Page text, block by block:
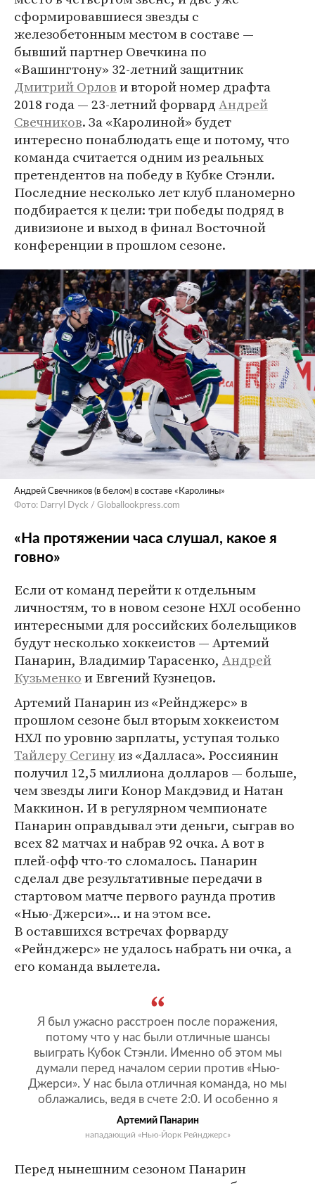
сформировавшиеся звезды с
железобетонным местом в составе —
бывший партнер Овечкина по
«Вашингтону» 32-летний защитник
Дмитрий Орлови второй номер драфта
2018 года — 23-летний форвардАндрей
Свечников. За «Каролиной» будет
интересно понаблюдать еще и потому, что
команда считается одним из реальных
претендентов на победу в Кубке Стэнли.
Последние несколько лет клуб планомерно
подбирается к цели: три победы подряд в
дивизионе и выход в финал Восточной
конференции в прошлом сезоне.
Андрей Свечников (в белом) в составе «Каролины»
Фото: Darryl Dyck / Globallookpress.com
«На протяжении часа слушал, какое я
говно»
Если от команд перейти к отдельным
личностям, то в новом сезоне НХЛ особенно
интересными для российских болельщиков
будут несколько хоккеистов — Артемий
Панарин, Владимир Тарасенко, Андрей
Кузьменкои Евгений Кузнецов.
Артемий Панарин из «Рейнджерс» в
прошлом сезоне был вторым хоккеистом
НХЛ по уровню зарплаты, уступая только
Тайлеру Сегинуиз «Далласа». Россиянин
получил 12,5 миллиона долларов — больше,
чем звезды лиги Конор Макдэвид и Натан
Маккинон. И в регулярном чемпионате
Панарин оправдывал эти деньги, сыграв во
всех 82 матчах и набрав 92 очка. А вот в
плей-офф что-то сломалось. Панарин
сделал две результативные передачи в
стартовом матче первого раунда против
«Нью-Джерси»... и на этом все.
В оставшихся встречах форварду
«Рейнджерс» не удалось набрать ни очка, а
его команда вылетела.
Я был ужасно расстроен после поражения,
потому что у нас были отличные шансы
выиграть Кубок Стэнли. Именно об этом мы
думали перед началом серии против «Нью-
Джерси». У нас была отличная команда, но мы
облажались, ведя в счете 2:0. И особенно я
Артемий Панарин
нападающий «Нью-Йорк Рейнджерс»
Перед нынешним сезоном Панарин